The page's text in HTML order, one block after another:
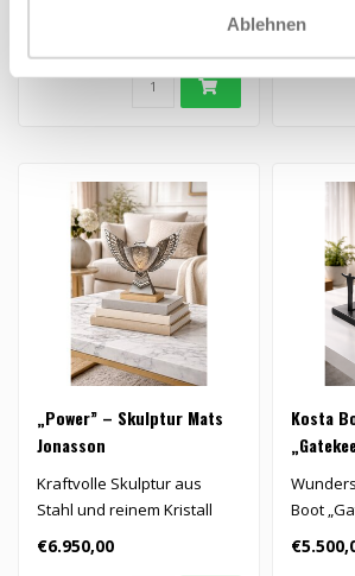
Ablehnen
„Power” – Skulptur Mats
Jonasson
Kraftvolle Skulptur aus
Stahl und reinem Kristall
von Mats Jonasson. Die weit
€6.950,00
Kosta
Boot